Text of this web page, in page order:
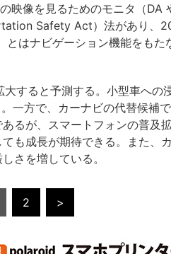
映像を見るためのモニタ（DA
Safety Act）法があり、
はナビゲーション機能をもた
すると予測する。小型車への
一方で、カーナビの代替候補
るが、スマートフォンの普及
も成長が期待できる。また、
さを増している。
2 >